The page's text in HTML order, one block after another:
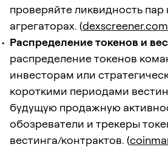
проверяйте ликвидность пар
агрегаторах. (dexscreener.com
Распределение токенов и
распределение токенов
инвесторам или
короткими периодами
будущую продажную
обозреватели и трекеры
вестинга/контрактов. (